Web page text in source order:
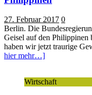
27. Februar 2017 0
Berlin. Die
Geisel auf den Philippinen
haben wir jetzt traurige
hier mehr…]
Wirtschaft